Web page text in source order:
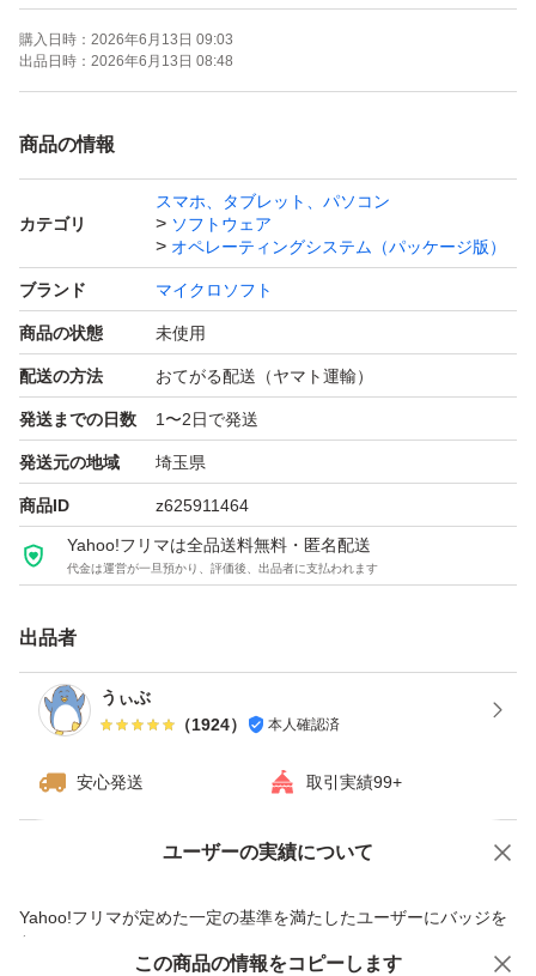
インストールから認証完了まで、サポートいたします。
購入日時： 2026年6月13日 09:03
出品日時： 2026年6月13日 08:48
商品の情報
カテゴリ
スマホ、タブレット、パソコン
ソフトウェア
オペレーティングシステム（パッケージ版）
ブランド マイクロソフト
商品の状態 未使用
配送の方法 おてがる配送（ヤマト運輸）
発送までの日数 1〜2日で発送
発送元の地域 埼玉県
商品ID z625911464
Yahoo!フリマは全品送料無料・匿名配送
代金は運営が一旦預かり、評価後、出品者に支払われます
出品者
うぃぶ
（1924） 本人確認済
安心発送 取引実績99+
ユーザーの実績について
Yahoo!フリマが定めた一定の基準を満たしたユーザーにバッジを
付与しています
価格の相談 商品への質問
この商品の情報をコピーします
この商品をみている人にオススメ